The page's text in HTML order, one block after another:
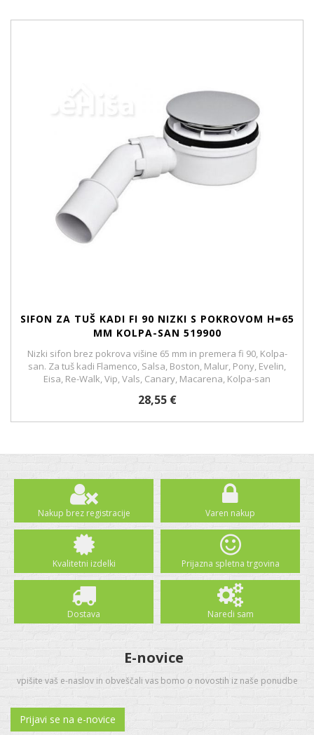
SIFON ZA TUŠ KADI FI 90 NIZKI S POKROVOM H=65
MM KOLPA-SAN 519900
Nizki sifon brez pokrova višine 65 mm in premera fi 90, Kolpa-
san. Za tuš kadi Flamenco, Salsa, Boston, Malur, Pony, Evelin,
Eisa, Re-Walk, Vip, Vals, Canary, Macarena, Kolpa-san
28,55 €
Nakup brez registracije Varen nakup
Kvalitetni izdelki Prijazna spletna trgovina
Dostava Naredi sam
E-novice
vpišite vaš e-naslov in obveščali vas bomo o novostih iz naše ponudbe
Prijavi se na e-novice